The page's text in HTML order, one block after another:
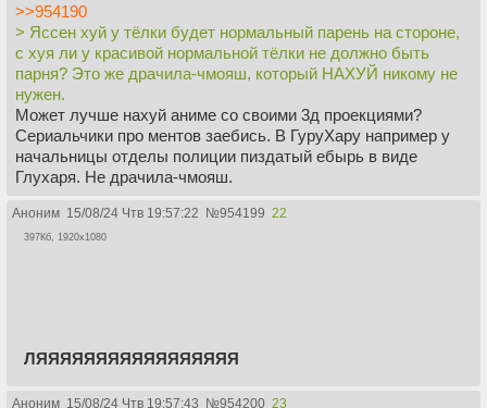
>>954190
> Яссен хуй у тёлки будет нормальный парень на стороне,
с хуя ли у красивой нормальной тёлки не должно быть
парня? Это же драчила-чмояш, который НАХУЙ никому не
нужен.
Может лучше нахуй аниме со своими 3д проекциями?
Сериальчики про ментов заебись. В ГуруХару например у
начальницы отделы полиции пиздатый ебырь в виде
Глухаря. Не драчила-чмояш.
Аноним 15/08/24 Чтв 19:57:22 №954199 22
397Кб, 1920x1080
ЛЯЯЯЯЯЯЯЯЯЯЯЯЯЯЯЯЯ
Аноним 15/08/24 Чтв 19:57:43 №954200 23